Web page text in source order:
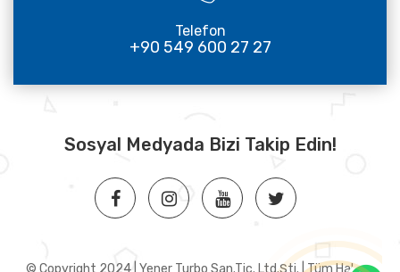
Telefon
+90 549 600 27 27
Sosyal Medyada Bizi Takip Edin!